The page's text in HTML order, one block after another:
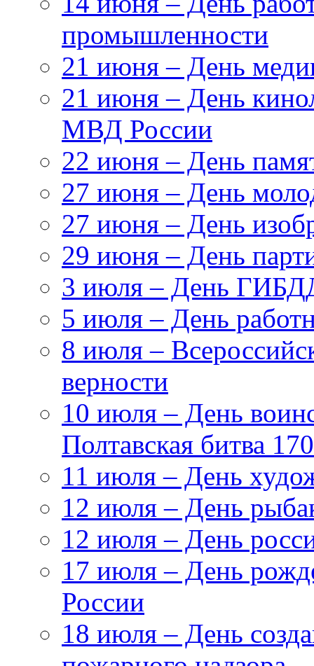
промышленности
21 июня – День
21 июня – День
МВД России
22 июня – День
27 июня – День
27 июня – День
29 июня – День
3 июля – День
5 июля – День
8 июля –
верности
10 июля – День
Полтавская битва
11 июля – День
12 июля – День
12 июля – День
17 июля – День
России
18 июля – День